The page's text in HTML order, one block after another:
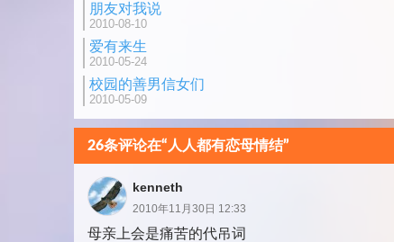
页
朋友对我说
2010-08-10
爱有来生
2010-05-24
校园的善男信女们
2010-05-09
26条评论在“人人都有恋母情结”
kenneth
2010年11月30日 12:33
母亲上会是痛苦的代吊词